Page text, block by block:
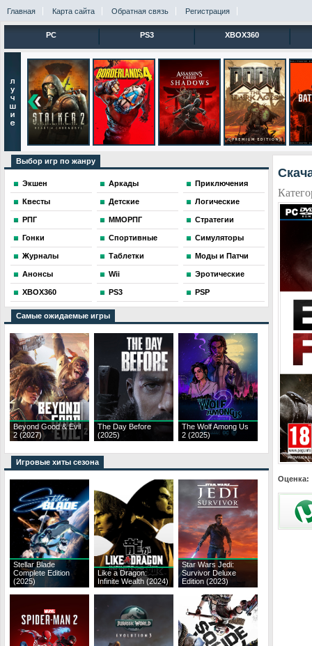
Главная Карта сайта Обратная связь Регистрация
PC PS3 XBOX360
Выбор игр по жанру
Экшен Аркады Приключения
Квесты Детские Логические
РПГ ММОРПГ Стратегии
Гонки Спортивные Симуляторы
Журналы Таблетки Моды и Патчи
Анонсы Wii Эротические
XBOX360 PS3 PSP
Самые ожидаемые игры
Beyond Good & Evil
2 (2027)
The Day Before
(2025)
The Wolf Among Us
2 (2025)
Игровые хиты сезона
Stellar Blade
Complete Edition
(2025)
Like a Dragon:
Infinite Wealth (2024)
Star Wars Jedi:
Survivor Deluxe
Edition (2023)
Оценка: